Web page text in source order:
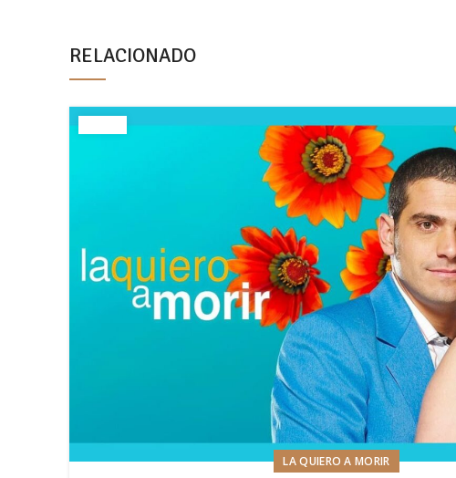
RELACIONADO
LA QUIERO A MORIR